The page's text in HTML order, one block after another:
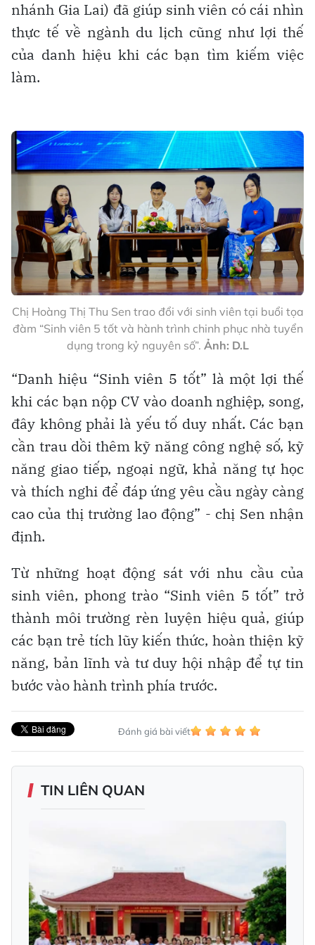
nhánh Gia Lai) đã giúp sinh viên có cái nhìn
thực tế về ngành du lịch cũng như lợi thế
của danh hiệu khi các bạn tìm kiếm việc
làm.
Chị Hoàng Thị Thu Sen trao đổi với sinh viên tại buổi tọa
đàm “Sinh viên 5 tốt và hành trình chinh phục nhà tuyển
dụng trong kỷ nguyên số”. Ảnh: D.L
“Danh hiệu “Sinh viên 5 tốt” là một lợi thế
khi các bạn nộp CV vào doanh nghiệp, song,
đây không phải là yếu tố duy nhất. Các bạn
cần trau dồi thêm kỹ năng công nghệ số, kỹ
năng giao tiếp, ngoại ngữ, khả năng tự học
và thích nghi để đáp ứng yêu cầu ngày càng
cao của thị trường lao động” - chị Sen nhận
định.
Từ những hoạt động sát với nhu cầu của
sinh viên, phong trào “Sinh viên 5 tốt” trở
thành môi trường rèn luyện hiệu quả, giúp
các bạn trẻ tích lũy kiến thức, hoàn thiện kỹ
năng, bản lĩnh và tư duy hội nhập để tự tin
bước vào hành trình phía trước.
Đánh giá bài viết
TIN LIÊN QUAN